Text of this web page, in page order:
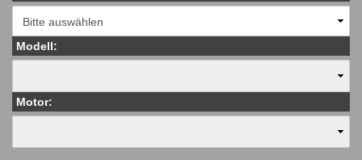
Modell:
Motor: